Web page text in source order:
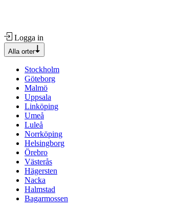
Logga in
Alla orter
Stockholm
Göteborg
Malmö
Uppsala
Linköping
Umeå
Luleå
Norrköping
Helsingborg
Örebro
Västerås
Hägersten
Nacka
Halmstad
Bagarmossen